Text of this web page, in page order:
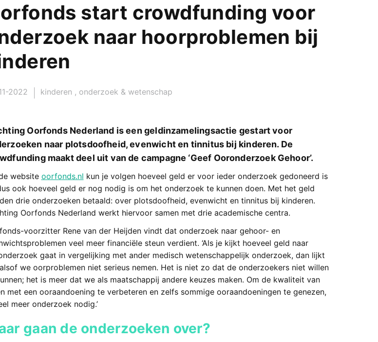
start crowdfunding voor
naar hoorproblemen bij
2022 kinderen , onderzoek & wetenschap
Oorfonds Nederland is een geldinzamelingsactie gestart voor
naar plotsdoofheid, evenwicht en tinnitus bij kinderen. De
maakt deel uit van de campagne ‘Geef Ooronderzoek Gehoor’.
website oorfonds.nl kun je volgen hoeveel geld er voor ieder onderzoek gedoneerd is
ook hoeveel geld er nog nodig is om het onderzoek te kunnen doen. Met het geld
drie onderzoeken betaald: over plotsdoofheid, evenwicht en tinnitus bij kinderen.
Oorfonds Nederland werkt hiervoor samen met drie academische centra.
voorzitter Rene van der Heijden vindt dat onderzoek naar gehoor- en
veel meer financiële steun verdient. ‘Als je kijkt hoeveel geld naar
gaat in vergelijking met ander medisch wetenschappelijk onderzoek, dan lijkt
we oorproblemen niet serieus nemen. Het is niet zo dat de onderzoekers niet willen
het is meer dat we als maatschappij andere keuzes maken. Om de kwaliteit van
met een ooraandoening te verbeteren en zelfs sommige ooraandoeningen te genezen,
meer onderzoek nodig.’
gaan de onderzoeken over?